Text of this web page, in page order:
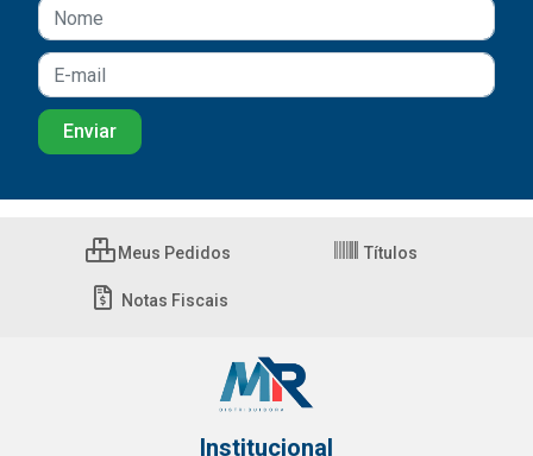
Meus Pedidos Títulos
Notas Fiscais
Institucional